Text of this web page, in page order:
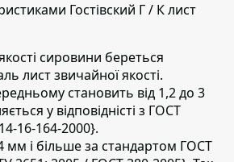
Гостівский Г / К лист
сировини береться
лист звичайної якості.
становить від 1,2 до 3
у відповідністі з ГОСТ
16-164-2000}.
мм і більше за стандартом ГОСТ